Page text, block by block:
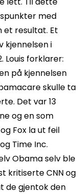
med
et resultat. Et
kjennelsen i
Louis forklarer:
på kjennelsen
skulle ta
Det var 13
og en som
Fox la ut feil
Time Inc.
Obama selv ble
kritiserte CNN og
de gjentok den